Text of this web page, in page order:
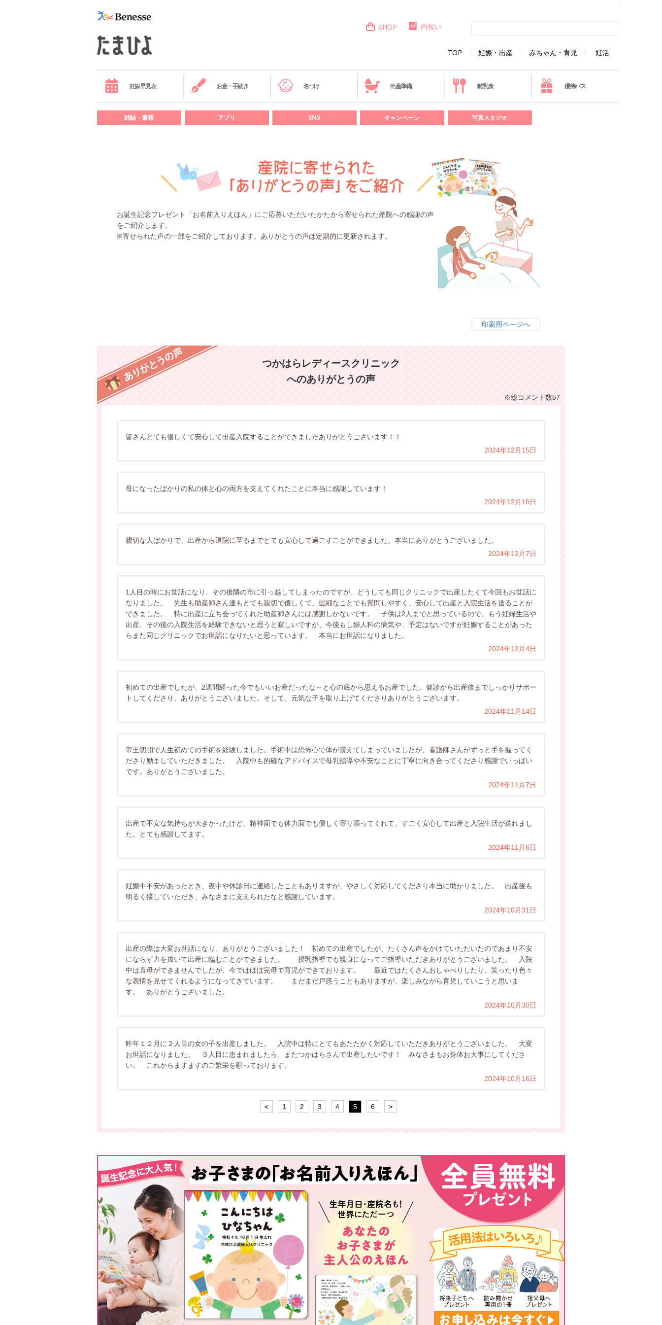
TOP 妊娠・出産 赤ちゃん・育児 妊活
SHOP 内祝い
妊娠早見表 お金・手続き 名づけ 出産準備 離乳食 優待パス
雑誌・書籍 アプリ SNS キャンペーン 写真スタジオ
お誕生記念プレゼント「お名前入りえほん」にご応募いただいたかたから寄せられた産院への感謝の声
をご紹介します。
※寄せられた声の一部をご紹介しております。ありがとうの声は定期的に更新されます。
印刷用ページへ
つかはらレディースクリニック
へのありがとうの声
※総コメント数57
皆さんとても優しくて安心して出産入院することができましたありがとうございます！！
2024年12月15日
母になったばかりの私の体と心の両方を支えてくれたことに本当に感謝しています！
2024年12月10日
親切な人ばかりで、出産から退院に至るまでとても安心して過ごすことができました。本当にありがとうございました。
2024年12月7日
1人目の時にお世話になり、その後隣の市に引っ越してしまったのですが、どうしても同じクリニックで出産したくて今回もお世話に
なりました。 先生も助産師さん達もとても親切で優しくて、些細なことでも質問しやすく、安心して出産と入院生活を送ることが
できました。 特に出産に立ち会ってくれた助産師さんには感謝しかないです。 子供は2人までと思っているので、もう妊婦生活や
出産、その後の入院生活を経験できないと思うと寂しいですが、今後もし婦人科の病気や、予定はないですが妊娠することがあった
らまた同じクリニックでお世話になりたいと思っています。 本当にお世話になりました。
2024年12月4日
初めての出産でしたが、2週間経った今でもいいお産だったな～と心の底から思えるお産でした。健診から出産後までしっかりサポー
トしてくださり、ありがとうございました。そして、元気な子を取り上げてくださりありがとうございます。
2024年11月14日
帝王切開で人生初めての手術を経験しました。手術中は恐怖心で体が震えてしまっていましたが、看護師さんがずっと手を握ってく
ださり励ましていただきました。 入院中も的確なアドバイスで母乳指導や不安なことに丁寧に向き合ってくださり感謝でいっぱい
です。ありがとうございました。
2024年11月7日
出産で不安な気持ちが大きかったけど、精神面でも体力面でも優しく寄り添ってくれて、すごく安心して出産と入院生活が送れまし
た。とても感謝してます。
2024年11月6日
妊娠中不安があったとき、夜中や休診日に連絡したこともありますが、やさしく対応してくださり本当に助かりました。 出産後も
明るく接していただき、みなさまに支えられたなと感謝しています。
2024年10月31日
出産の際は大変お世話になり、ありがとうございました！ 初めての出産でしたが、たくさん声をかけていただいたのであまり不安
にならず力を抜いて出産に臨むことができました。 授乳指導でも親身になってご指導いただきありがとうございました。 入院
中は直母ができませんでしたが、今ではほぼ完母で育児ができております。 最近ではたくさんおしゃべりしたり、笑ったり色々
な表情を見せてくれるようになってきています。 まだまだ戸惑うこともありますが、楽しみながら育児していこうと思いま
す。 ありがとうございました。
2024年10月30日
昨年１２月に２人目の女の子を出産しました。 入院中は特にとてもあたたかく対応していただきありがとうございました。 大変
お世話になりました。 ３人目に恵まれましたら、またつかはらさんで出産したいです！ みなさまもお身体お大事にしてくださ
い。 これからますますのご繁栄を願っております。
2024年10月16日
< 1 2 3 4 5 6 >